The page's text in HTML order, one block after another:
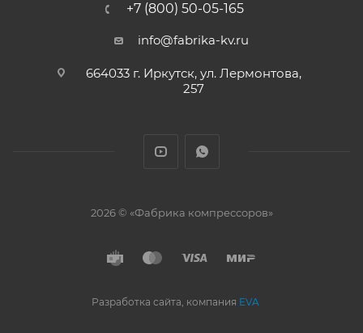
+7 (800) 50-05-165
info@fabrika-kv.ru
664033 г. Иркутск, ул. Лермонтова,
257
2026 © «Фабрика компрессоров»
Разработка сайта, компания EVA